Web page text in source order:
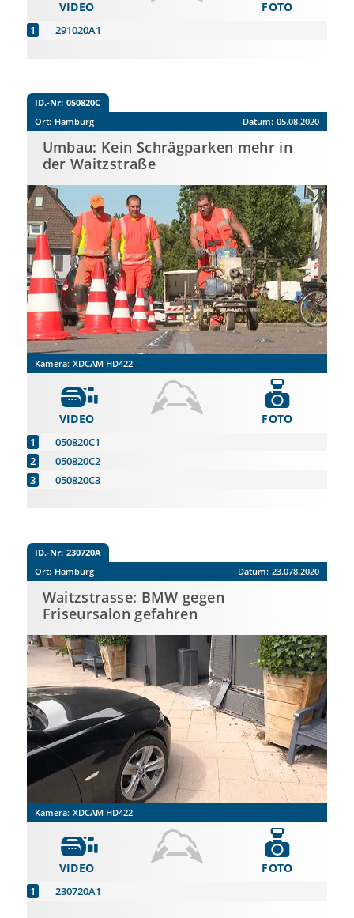
VIDEO
291020A1
FOTO
ID.-Nr: 050820C
Ort: Hamburg Datum: 05.08.2020
Umbau: Kein Schrägparken mehr in
der Waitzstraße
Kamera: XDCAM HD422
VIDEO
050820C1
050820C2
050820C3
FOTO
ID.-Nr: 230720A
Ort: Hamburg Datum: 23.078.2020
Waitzstrasse: BMW gegen
Friseursalon gefahren
Kamera: XDCAM HD422
VIDEO
230720A1
FOTO